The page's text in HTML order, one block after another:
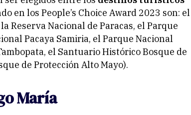
en los People’s Choice Award 2023 son: el
Reserva Nacional de Paracas, el Parque
Pacaya Samiria, el Parque Nacional
el Santuario Histórico Bosque de
de Protección Alto Mayo).
María